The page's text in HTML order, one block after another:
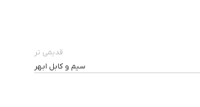
قدیمی تر
سیم و کابل ابهر